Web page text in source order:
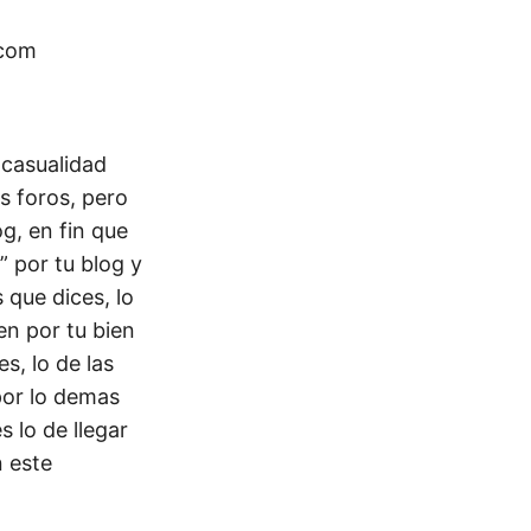
foros, pero
en fin que
por tu blog y
que dices, lo
por tu bien
lo de las
lo demas
lo de llegar
este